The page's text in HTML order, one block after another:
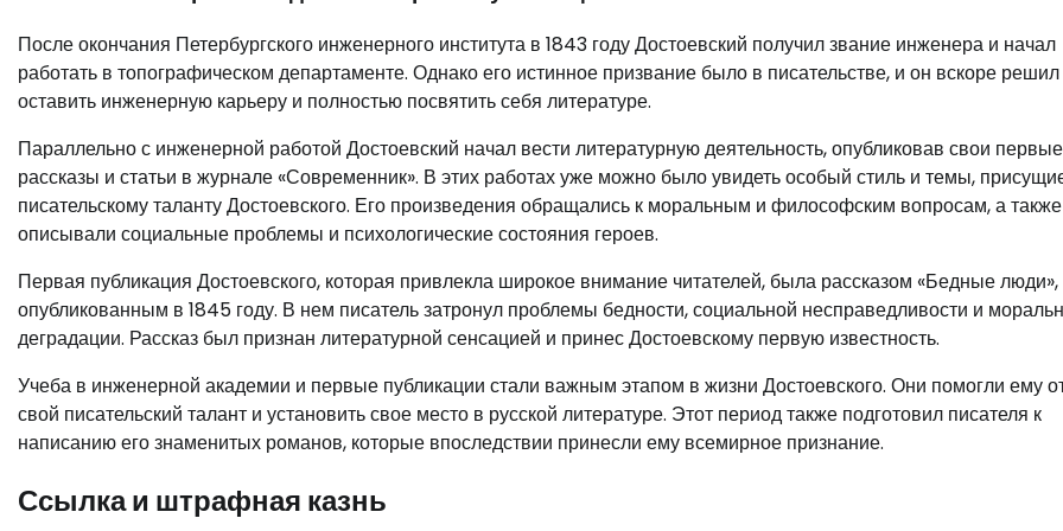
После окончания Петербургского инженерного института в 1843 году Достоевский получил звание инженера и начал
работать в топографическом департаменте. Однако его истинное призвание было в писательстве, и он вскоре решил
оставить инженерную карьеру и полностью посвятить себя литературе.
Параллельно с инженерной работой Достоевский начал вести литературную деятельность, опубликовав свои первые
рассказы и статьи в журнале «Современник». В этих работах уже можно было увидеть особый стиль и темы,
писательскому таланту Достоевского. Его произведения обращались к моральным и философским вопросам, а также
описывали социальные проблемы и психологические состояния героев.
Первая публикация Достоевского, которая привлекла широкое внимание читателей, была рассказом «Бедные люди»,
опубликованным в 1845 году. В нем писатель затронул проблемы бедности, социальной несправедливости и
деградации. Рассказ был признан литературной сенсацией и принес Достоевскому первую известность.
Учеба в инженерной академии и первые публикации стали важным этапом в жизни Достоевского. Они помогли ему
свой писательский талант и установить свое место в русской литературе. Этот период также подготовил писателя к
написанию его знаменитых романов, которые впоследствии принесли ему всемирное признание.
Ссылка и штрафная казнь